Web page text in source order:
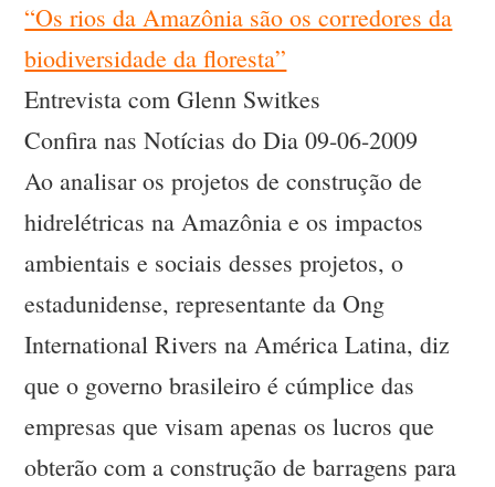
“Os rios da Amazônia são os corredores da
biodiversidade da floresta”
Entrevista com Glenn Switkes
Confira nas Notícias do Dia 09-06-2009
Ao analisar os projetos de construção de
hidrelétricas na Amazônia e os impactos
ambientais e sociais desses projetos, o
estadunidense, representante da Ong
International Rivers na América Latina, diz
que o governo brasileiro é cúmplice das
empresas que visam apenas os lucros que
obterão com a construção de barragens para